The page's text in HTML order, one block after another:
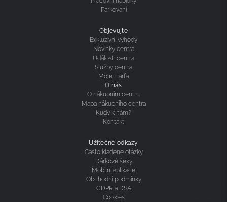
Parkování
Objevujte
Exkluzivní výhody
Novinky centra
Události centra
Služby centra
Moje Harfa
O nás
O nákupním centru
Mapa nákupního centra
Kudy k nám?
Kontakt
Užitečné odkazy
Často kladené otázky
Dárkové šeky
Mobilní aplikace
Obchodní podmínky
GDPR a DSA
Cookies